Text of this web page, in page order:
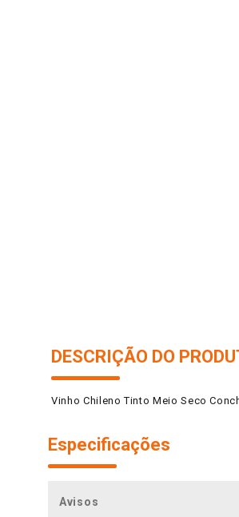
DESCRIÇÃO DO
Vinho Chileno Tinto Meio Seco
Especificações
Avisos